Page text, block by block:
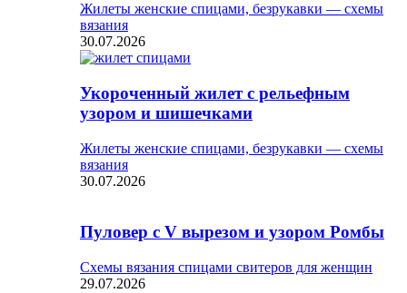
Жилеты женские спицами, безрукавки — схемы
вязания
30.07.2026
Укороченный жилет с рельефным
узором и шишечками
Жилеты женские спицами, безрукавки — схемы
вязания
30.07.2026
Пуловер с V вырезом и узором Ромбы
Схемы вязания спицами свитеров для женщин
29.07.2026